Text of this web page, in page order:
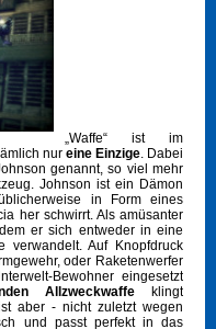
„Waffe“ ist im
nur eine Einzige. Dabei
genannt, so viel mehr
Johnson ist ein Dämon
in Form eines
her schwirrt. Als amüsanter
er sich entweder in eine
verwandelt. Auf Knopfdruck
oder Raketenwerfer
Bewohner eingesetzt
Allzweckwaffeklingt
aber - nicht zuletzt wegen
und passt perfekt in das